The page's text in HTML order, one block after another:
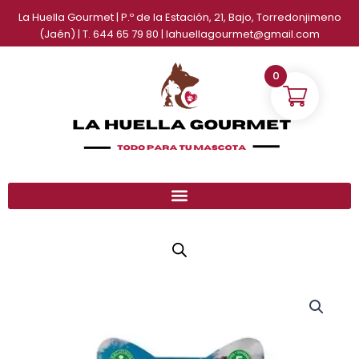
contenido
La Huella Gourmet | P.º de la Estación, 21, Bajo, Torredonjimeno
(Jaén) | T. 644 65 79 80 | lahuellagourmet@gmail.com
0